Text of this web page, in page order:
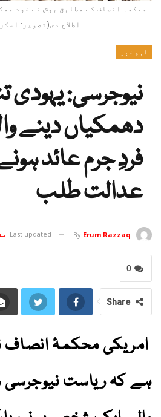
محکمہ انصاف کے مطابق بوش نے خود
اطلاع دی(تصویر:
اہم خبر
نیوجرسی: یہودی
دھمکیاں دینے
فردِ جرم عائد
عدالت طلب
By Erum Razzaq
Last updated مئی
0
Share
امریکی محکمۂ انصاف
ہے کہ ریاست